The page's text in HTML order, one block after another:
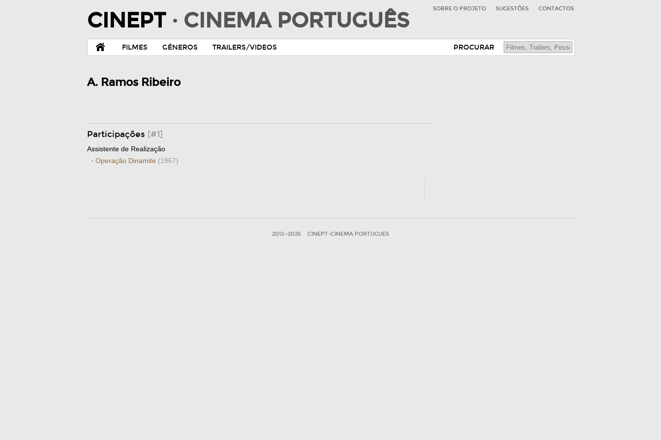
CINEPT · CINEMA PORTUGUÊS SOBRE O PROJETO SUGESTÕES CONTACTOS
FILMES GÉNEROS TRAILERS/VIDEOS PROCURAR
A. Ramos Ribeiro
Participações [#1]
Assistente de Realização
· Operação Dinamite (1967)
2012—2026 CINEPT-CINEMA PORTUGUES